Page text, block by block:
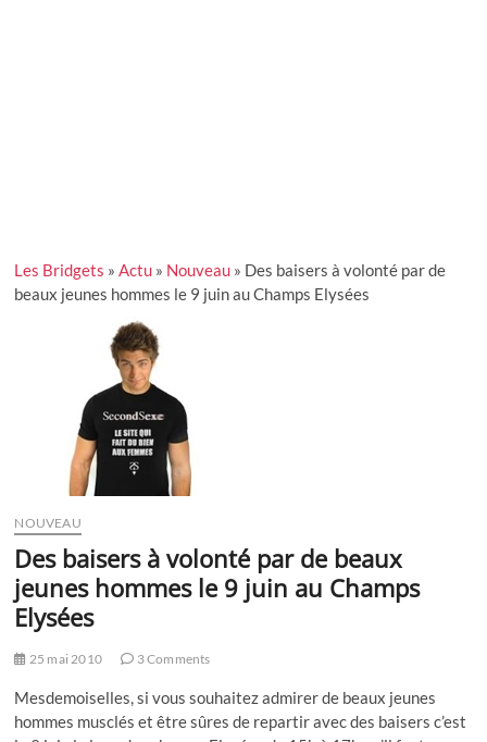
Les Bridgets »Actu » Nouveau » Des baisers à volonté par de
beaux jeunes hommes le 9 juin au Champs Elysées
NOUVEAU
Des baisers à volonté par de beaux
jeunes hommes le 9 juin au Champs
Elysées
25 mai 2010 3 Comments
Mesdemoiselles, si vous souhaitez admirer de beaux jeunes
hommes musclés et être sûres de repartir avec des baisers c’est